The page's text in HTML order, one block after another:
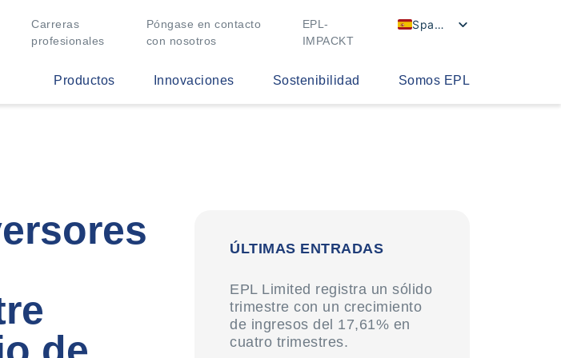
Carreras
profesionales
Póngase en contacto
con nosotros
EPL-
IMPACKT
Spanish
Productos Innovaciones Sostenibilidad Somos EPL
ÚLTIMAS ENTRADAS
EPL Limited registra un sólido
trimestre con un crecimiento
de ingresos del 17,61% en
cuatro trimestres.